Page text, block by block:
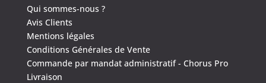
Qui sommes-nous ?
Avis Clients
Mentions légales
Conditions Générales de Vente
Commande par mandat administratif - Chorus Pro
Livraison